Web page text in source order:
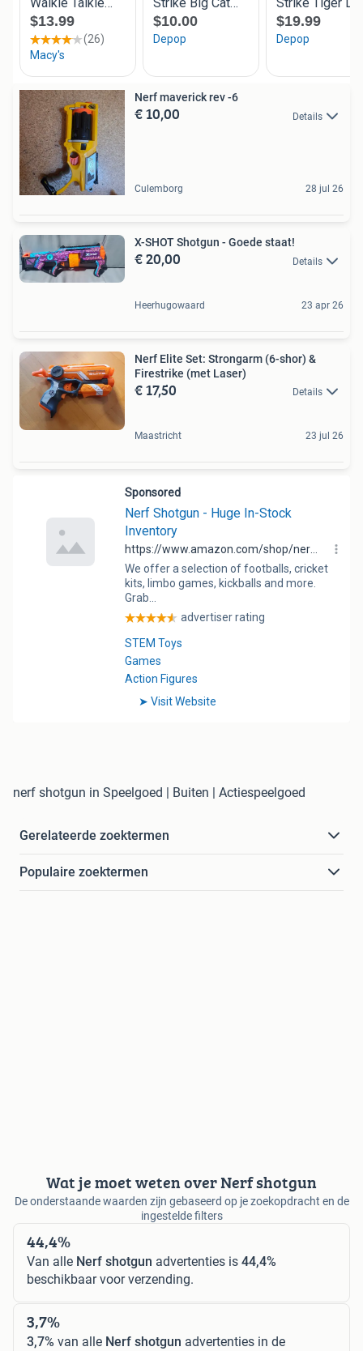
Nerf maverick rev -6
€ 10,00 Details
Culemborg 28 jul 26
X-SHOT Shotgun - Goede staat!
€ 20,00 Details
Heerhugowaard 23 apr 26
Nerf Elite Set: Strongarm (6-shor) &
Firestrike (met Laser)
€ 17,50 Details
Maastricht 23 jul 26
nerf shotgun in Speelgoed | Buiten | Actiespeelgoed
Gerelateerde zoektermen
Populaire zoektermen
Wat je moet weten over Nerf shotgun
De onderstaande waarden zijn gebaseerd op je zoekopdracht en de
ingestelde filters
44,4%
Van alle Nerf shotgun advertenties is 44,4%
beschikbaar voor verzending.
3,7%
3,7% van alle Nerf shotgun advertenties in de